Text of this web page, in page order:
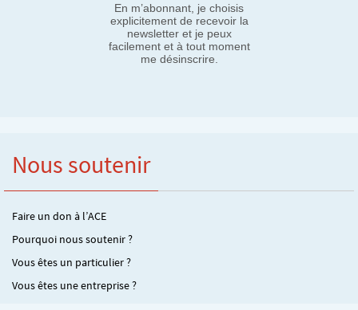
En m’abonnant, je choisis
explicitement de recevoir la
newsletter et je peux
facilement et à tout moment
me désinscrire.
Nous soutenir
Faire un don à l’ACE
Pourquoi nous soutenir ?
Vous êtes un particulier ?
Vous êtes une entreprise ?